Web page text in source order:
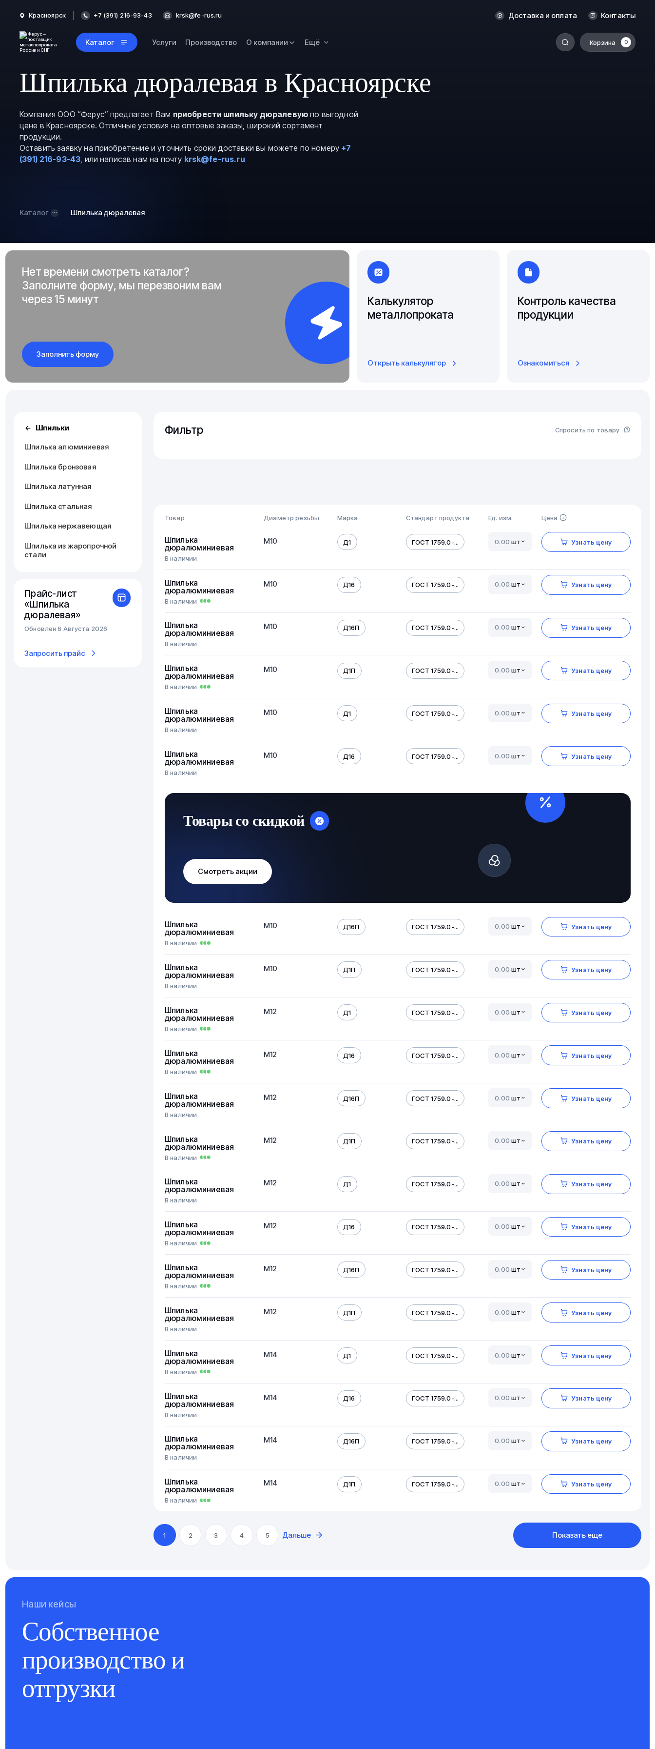
Красноярск +7 (391) 216-93-43 krsk@fe-rus.ru Доставка и оплата Контакты
Каталог Услуги Производство О компании Ещё Корзина 0
Оренбург
Пермь
Ростов-на-Дону
Рязань
Самара
Шпилька дюралевая в Красноярске
Компания ООО “Ферус” предлагает Вам приобрести шпильку дюралевуюпо выгодной
цене в Красноярске. Отличные условия на оптовые заказы, широкий сортамент
продукции.
Оставить заявку на приобретение и уточнить сроки доставки вы можете по номеру +7
(391) 216-93-43, или написав нам на почту krsk@fe-rus.ru
Каталог Шпилька дюралевая
Нет времени смотреть каталог?
Заполните форму, мы перезвоним вам
через 15 минут
Заполнить форму
Калькулятор
металлопроката
Открыть калькулятор
Контроль качества
продукции
Ознакомиться
Шпильки
Шпилька алюминиевая
Шпилька бронзовая
Шпилька латунная
Шпилька стальная
Шпилька нержавеющая
Шпилька из жаропрочной
стали
Прайс-лист
«Шпилька
дюралевая»
Обновлен 6 Августа 2026
Запросить прайс
Фильтр Спросить по товару
Товар Диаметр резьбы Марка Стандарт продукта Ед. изм. Цена
Шпилька
дюралюминиевая
В наличии
М10 Д1 ГОСТ 1759.0-... шт Узнать цену
Шпилька
дюралюминиевая
В наличии
М10 Д16 ГОСТ 1759.0-... шт Узнать цену
Шпилька
дюралюминиевая
В наличии
М10 Д16П ГОСТ 1759.0-... шт Узнать цену
Шпилька
дюралюминиевая
В наличии
М10 Д1П ГОСТ 1759.0-... шт Узнать цену
Шпилька
дюралюминиевая
В наличии
М10 Д1 ГОСТ 1759.0-... шт Узнать цену
Шпилька
дюралюминиевая
В наличии
М10 Д16 ГОСТ 1759.0-... шт Узнать цену
Товары со скидкой
Смотреть акции
Шпилька
дюралюминиевая
В наличии
М10 Д16П ГОСТ 1759.0-... шт Узнать цену
Шпилька
дюралюминиевая
В наличии
М10 Д1П ГОСТ 1759.0-... шт Узнать цену
Шпилька
дюралюминиевая
В наличии
М12 Д1 ГОСТ 1759.0-... шт Узнать цену
Шпилька
дюралюминиевая
В наличии
М12 Д16 ГОСТ 1759.0-... шт Узнать цену
Шпилька
дюралюминиевая
В наличии
М12 Д16П ГОСТ 1759.0-... шт Узнать цену
Шпилька
дюралюминиевая
В наличии
М12 Д1П ГОСТ 1759.0-... шт Узнать цену
Шпилька
дюралюминиевая
В наличии
М12 Д1 ГОСТ 1759.0-... шт Узнать цену
Шпилька
дюралюминиевая
В наличии
М12 Д16 ГОСТ 1759.0-... шт Узнать цену
Шпилька
дюралюминиевая
В наличии
М12 Д16П ГОСТ 1759.0-... шт Узнать цену
Шпилька
дюралюминиевая
В наличии
М12 Д1П ГОСТ 1759.0-... шт Узнать цену
Шпилька
дюралюминиевая
В наличии
М14 Д1 ГОСТ 1759.0-... шт Узнать цену
Шпилька
дюралюминиевая
В наличии
М14 Д16 ГОСТ 1759.0-... шт Узнать цену
Шпилька
дюралюминиевая
В наличии
М14 Д16П ГОСТ 1759.0-... шт Узнать цену
Шпилька
дюралюминиевая
В наличии
М14 Д1П ГОСТ 1759.0-... шт Узнать цену
1 2 3 4 5 Дальше Показать еще
Наши кейсы
Собственное
производство и
отгрузки